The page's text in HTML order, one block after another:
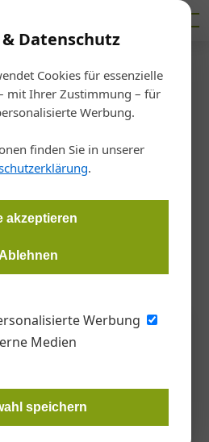
& Datenschutz
Cookies für essenzielle
mit Ihrer Zustimmung – für
Werbung.
finden Sie in unserer
.
akzeptieren
Ablehnen
Werbung
Medien
speichern
/Metalltechnik
zum Fenster
18.06.2026, 18:33 Uhr
für die Fenster eines